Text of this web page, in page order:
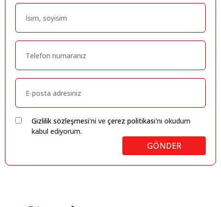
Gizlilik sözleşmesi'ni ve çerez politikası'nı okudum
kabul ediyorum.
GÖNDER